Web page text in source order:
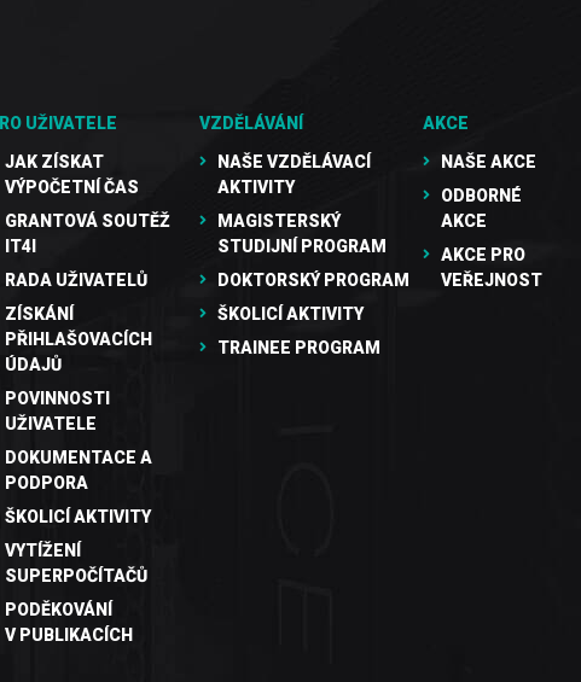
UŽIVATELE
JAK ZÍSKAT
VÝPOČETNÍ ČAS
GRANTOVÁ SOUTĚŽ
IT4I
RADA UŽIVATELŮ
ZÍSKÁNÍ
PŘIHLAŠOVACÍCH
ÚDAJŮ
POVINNOSTI
UŽIVATELE
DOKUMENTACE A
PODPORA
ŠKOLICÍ AKTIVITY
VYTÍŽENÍ
SUPERPOČÍTAČŮ
PODĚKOVÁNÍ
V PUBLIKACÍCH
VZDĚLÁVÁNÍ
NAŠE VZDĚLÁVACÍ
AKTIVITY
MAGISTERSKÝ
STUDIJNÍ PROGRAM
DOKTORSKÝ PROGRAM
ŠKOLICÍ AKTIVITY
TRAINEE PROGRAM
AKCE
NAŠE AKCE
ODBORNÉ
AKCE
AKCE PRO
VEŘEJNOST